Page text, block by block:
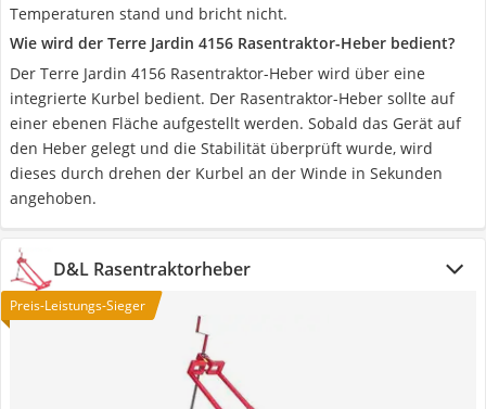
Temperaturen stand und bricht nicht.
Wie wird der Terre Jardin 4156 Rasentraktor-Heber bedient?
Der Terre Jardin 4156 Rasentraktor-Heber wird über eine
integrierte Kurbel bedient. Der Rasentraktor-Heber sollte auf
einer ebenen Fläche aufgestellt werden. Sobald das Gerät auf
den Heber gelegt und die Stabilität überprüft wurde, wird
dieses durch drehen der Kurbel an der Winde in Sekunden
angehoben.
D&L Rasentraktorheber
Preis-Leistungs-Sieger